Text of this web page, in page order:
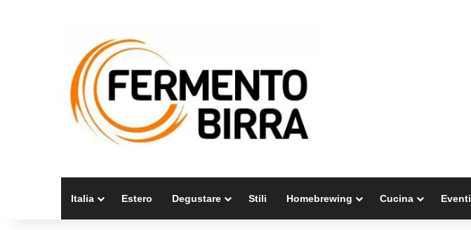
Italia Estero Degustare Stili Homebrewing Cucina Eventi